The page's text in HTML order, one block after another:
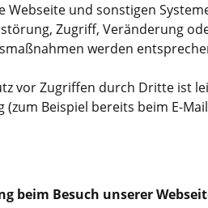
Webseite und sonstigen
Zugriff, Veränderung
werden
vor Zugriffen durch Dritte ist
Beispiel bereits beim E-
beim Besuch unserer